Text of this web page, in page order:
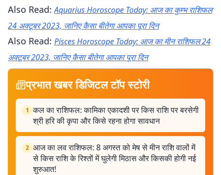
Also Read:Aquarius Horoscope Today: आज का कुम्भ राशिफल
24 अक्टूबर 2023, जानिए कैसा बीतेगा आपका पूरा दिन
Also Read: Pisces Horoscope Today: आज का मीन राशिफल 24
अक्टूबर 2023, जानिए कैसा बीतेगा आपका पूरा दिन
प्रभात खबर डिजिटल टॉप स्टोरी
1 कल का राशिफल: कामिका एकादशी पर किस राशि पर बरसेगी
श्री हरि की कृपा और किसे रहना होगा सावधान
2 आज का लव राशिफल: 8 अगस्त को मेष से मीन राशि वालों में
से किस राशि के रिश्तों में घुलेगी मिठास और किसकी होगी नई
शुरुआत!